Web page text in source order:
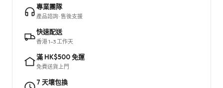
專業團隊
產品諮詢 · 售後支援
快速配送
香港 1–3 工作天
滿 HK$500 免運
免費送貨上門
7 天壞包換